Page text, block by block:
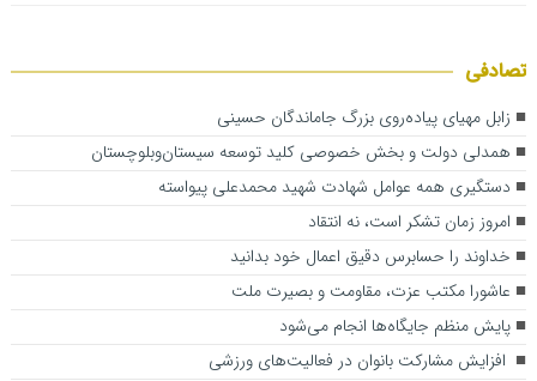
تصادفی
زابل مهیای پیاده‌روی بزرگ جاماندگان حسینی
همدلی دولت و بخش خصوصی کلید توسعه سیستان‌وبلوچستان
دستگیری همه عوامل شهادت شهید محمدعلی پیواسته
امروز زمان تشکر است، نه انتقاد
خداوند را حسابرس دقیق اعمال خود بدانید
عاشورا مکتب عزت، مقاومت و بصیرت ملت
پایش منظم جایگاه‌ها انجام می‌شود
افزایش مشارکت بانوان در فعالیت‌های ورزشی